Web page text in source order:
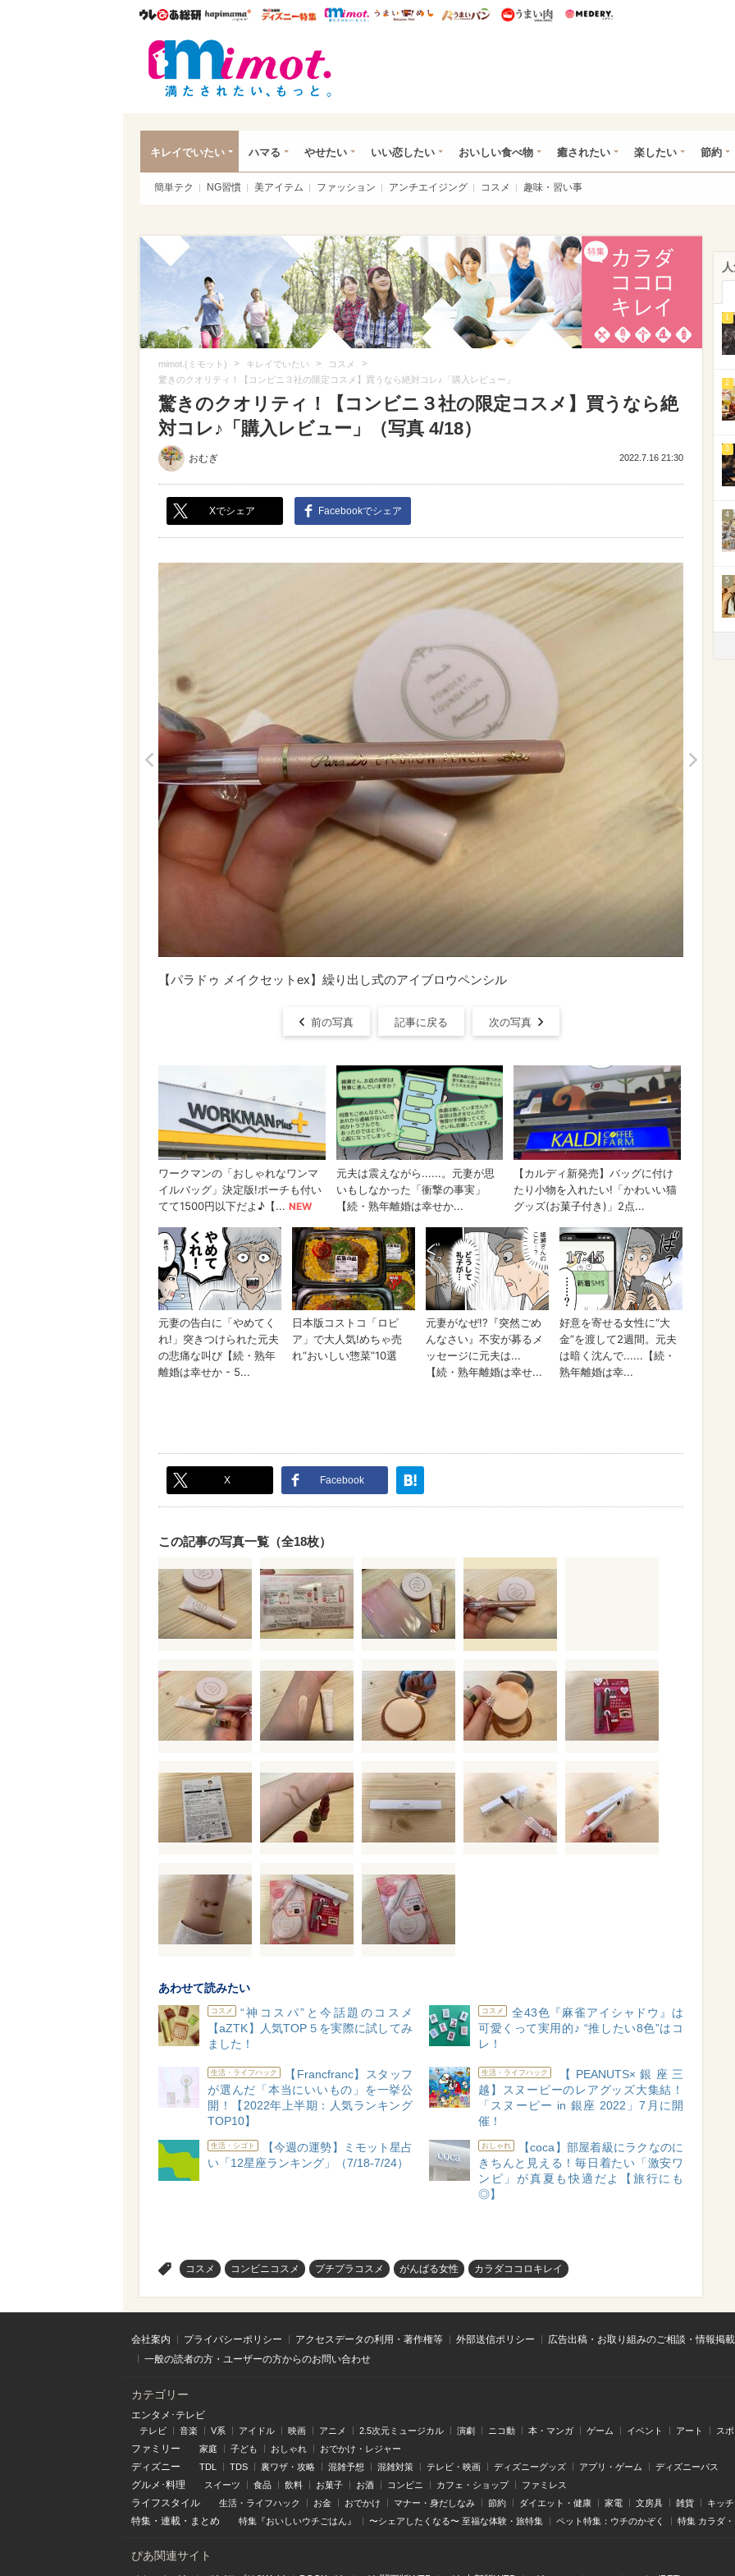
ウレぴあ総研ハピママ* ウレぴあ総研 ディズニー特集
mimot. うまいめし うまいパン うまい肉
キレイでいたい ハマる やせたい いい恋したい おいしい食べ物 癒されたい 楽したい 節約
簡単テク NG習慣 美アイテム ファッション アンチエイジング コスメ 趣味・習い事
mimot.(ミモット) > キレイでいたい > コスメ >
驚きのクオリティ！【コンビニ３社の限定コスメ】買うなら絶対コレ♪「購入レビュー」
驚きのクオリティ！【コンビニ３社の限定コスメ】買うなら絶
対コレ♪「購入レビュー」（写真 4/18）
おむぎ 2022.7.16 21:30
Xでシェア Facebookでシェア
【パラドゥ メイクセットex】繰り出し式のアイブロウペンシル
前の写真 記事に戻る 次の写真
X Facebook
この記事の写真一覧（全18枚）
あわせて読みたい
コスメ
“神コスパ”と今話題のコスメ
【aZTK】人気TOP５を実際に試してみ
ました！
コスメ
全43色『麻雀アイシャドウ』は
可愛くって実用的♪ “推したい8色”はコ
レ！
生活・ライフハック
【Francfranc】スタッフ
が選んだ「本当にいいもの」を一挙公
開！【2022年上半期：人気ランキング
TOP10】
生活・ライフハック
【PEANUTS×銀座三
越】スヌーピーのレアグッズ大集結！
「スヌーピー in 銀座 2022」7月に開
催！
生活・シゴト
【今週の運勢】ミモット星占
い「12星座ランキング」（7/18-7/24）
おしゃれ
【coca】部屋着級にラクなのに
きちんと見える！毎日着たい「激安ワ
ンピ」が真夏も快適だよ【旅行にも
◎】
コスメ コンビニコスメ プチプラコスメ がんばる女性 カラダココロキレイ
1
2
3
4
5
会社案内 プライバシーポリシー アクセスデータの利用・著作権等 外部送信ポリシー
広告出稿・お取り組みのご相談・情報掲
一般の読者の方・ユーザーの方からのお問い合わせ
カテゴリー
エンタメ･テレビ
テレビ 音楽 V系 アイドル 映画 アニメ 2.5次元ミュージカル 演劇 ニコ動 本・マンガ ゲーム イベント アート ス
ファミリー 家庭 子ども おしゃれ おでかけ・レジャー
ディズニー TDL TDS 裏ワザ・攻略 混雑予想 混雑対策 テレビ・映画 ディズニーグッズ アプリ・ゲーム ディズニーパス
グルメ･料理 スイーツ 食品 飲料 お菓子 お酒 コンビニ カフェ・ショップ ファミレス
ライフスタイル 生活・ライフハック お金 おでかけ マナー・身だしなみ 節約 ダイエット・健康 家電 文房具 雑貨 キッ
特集 ・ 連載 ・ まとめ 特集『おいしいウチごはん』 〜シェアしたくなる〜 至福な体験・旅特集 ペット特集：ウチのかぞく 特集 カラダ
ぴあ関連サイト